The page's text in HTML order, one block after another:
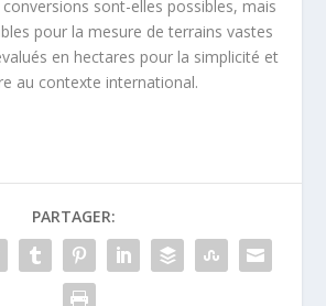
conversions sont-elles possibles, mais
pour la mesure de terrains vastes
en hectares pour la simplicité et
au contexte international.
PARTAGER: